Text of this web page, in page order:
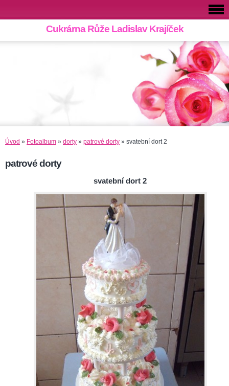
Cukrárna Růže Ladislav Krajíček
Úvod » Fotoalbum » dorty » patrové dorty » svatební dort 2
patrové dorty
svatební dort 2